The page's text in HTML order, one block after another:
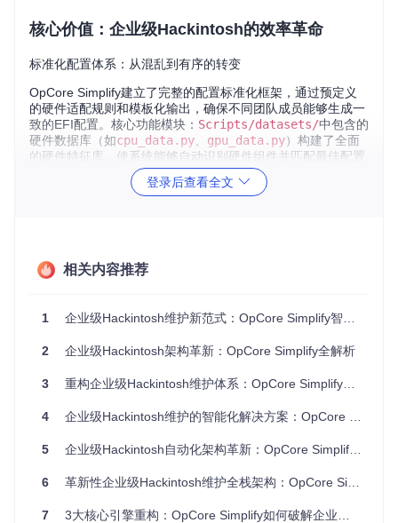
核心价值：企业级Hackintosh的效率革命
标准化配置体系：从混乱到有序的转变
OpCore Simplify建立了完整的配置标准化框架，通过预定义
的硬件适配规则和模板化输出，确保不同团队成员能够生成一
致的EFI配置。核心功能模块： Scripts/datasets/中包含的
硬件数据库（如cpu_data.py gpu_data.py）构建了全面
的硬件特征库，使系统能够自动识别硬件组件并匹配最佳配置
方案。这种标准化不仅降低了人工干预需求，还为跨团队协作
提供了统一的技术语言。
自动化工作流：四步完成企业级部署
工作流：
硬件报告导入：通过select-hardware-report-page.p
兼容性检测：compatibility_checker.py 执行全面的
硬件-软件兼容性验证
配置定制 ： configuration_page.py 提供可视化配置界
面，支持企业级定制需求
这种结构化流程使企业能够快速复制成功配置，显著降低大规
模部署的时间成本。
登录后查看全文
相关内容推荐
1 企业级Hackintosh维护新范式：OpCore Simplify智能配置引擎的5大技术突破
2 企业级Hackintosh架构革新：OpCore Simplify全解析
3 重构企业级Hackintosh维护体系：OpCore Simplify自动化解决方案
4 企业级Hackintosh维护的智能化解决方案：OpCore Simplify技术架构深度剖析
5 企业级Hackintosh自动化架构革新：OpCore Simplify如何重塑EFI配置维护效率
6 革新性企业级Hackintosh维护全栈架构：OpCore Simplify技术方案解析
7 3大核心引擎重构：OpCore Simplify如何破解企业级Hackintosh配置难题